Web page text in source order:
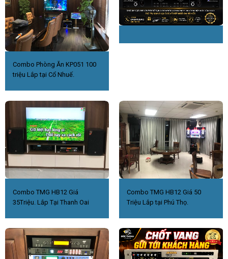
Combo Phòng Ăn KP051 100
triệu Lắp tại Cổ Nhuế.
Combo TMG HB12 Giá
35Triệu. Lắp Tại Thanh Oai
Combo TMG HB12 Giá 50
Triệu Lắp tại Phú Thọ.